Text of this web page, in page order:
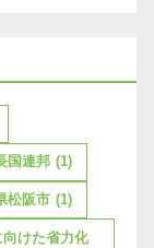
国連邦 (1)
松阪市 (1)
けた省力化